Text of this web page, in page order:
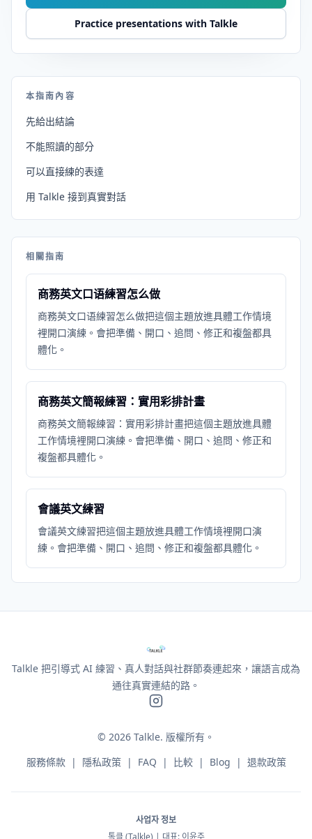
Practice presentations with Talkle
本指南內容
先給出結論
不能照讀的部分
可以直接練的表達
用 Talkle 接到真實對話
相關指南
商務英文口语練習怎么做
商務英文口语練習怎么做把這個主題放進具體工作情境
裡開口演練。會把準備、開口、追問、修正和複盤都具
體化。
商務英文簡報練習：實用彩排計畫
商務英文簡報練習：實用彩排計畫把這個主題放進具體
工作情境裡開口演練。會把準備、開口、追問、修正和
複盤都具體化。
會議英文練習
會議英文練習把這個主題放進具體工作情境裡開口演
練。會把準備、開口、追問、修正和複盤都具體化。
Talkle 把引導式 AI 練習、真人對話與社群節奏連起來，讓語言成為
通往真實連結的路。
© 2026 Talkle. 版權所有。
服務條款
| 隱私政策 | FAQ | 比較 | Blog | 退款政策
사업자 정보
톡클 (Talkle) | 대표: 이윤주